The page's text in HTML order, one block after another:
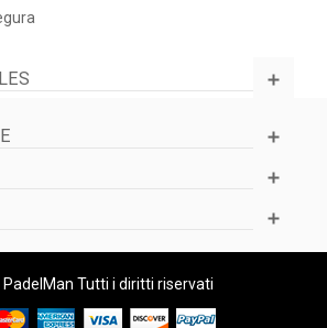
Tutti i diritti riservati